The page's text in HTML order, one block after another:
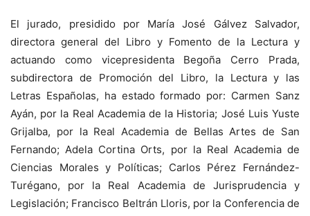
El jurado, presidido por María José Gálvez Salvador,
directora general del Libro y Fomento de la Lectura y
actuando como vicepresidenta Begoña Cerro Prada,
subdirectora de Promoción del Libro, la Lectura y las
Letras Españolas, ha estado formado por: Carmen Sanz
Ayán, por la Real Academia de la Historia; José Luis Yuste
Grijalba, por la Real Academia de Bellas Artes de San
Fernando; Adela Cortina Orts, por la Real Academia de
Ciencias Morales y Políticas; Carlos Pérez Fernández-
Turégano, por la Real Academia de Jurisprudencia y
Legislación; Francisco Beltrán Lloris, por la Conferencia de